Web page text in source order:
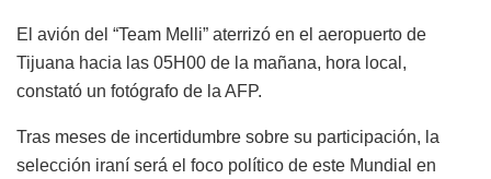
El avión del “Team Melli” aterrizó en el aeropuerto de
Tijuana hacia las 05H00 de la mañana, hora local,
constató un fotógrafo de la AFP.
Tras meses de incertidumbre sobre su participación, la
selección iraní será el foco político de este Mundial en